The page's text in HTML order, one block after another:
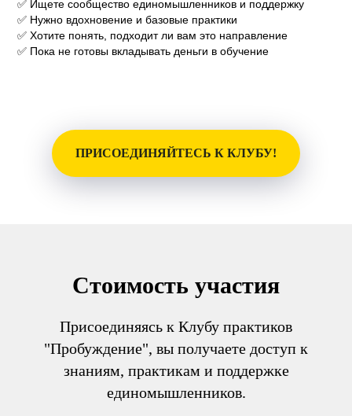
✅ Ищете сообщество единомышленников и поддержку
✅ Нужно вдохновение и базовые практики
✅ Хотите понять, подходит ли вам это направление
✅ Пока не готовы вкладывать деньги в обучение
ПРИСОЕДИНЯЙТЕСЬ К КЛУБУ!
Стоимость участия
Присоединяясь к Клубу практиков
"Пробуждение", вы получаете доступ к
знаниям, практикам и поддержке
единомышленников.